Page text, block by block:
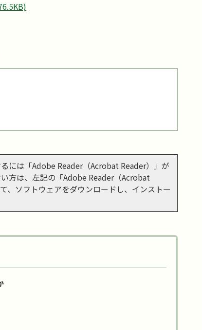
には「Adobe Reader（Acrobat Reader）」が
方は、左記の「Adobe Reader（Acrobat
、ソフトウェアをダウンロードし、インストー